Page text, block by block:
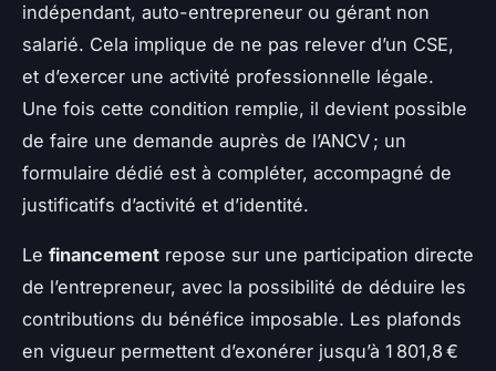
indépendant, auto-entrepreneur ou gérant non
salarié. Cela implique de ne pas relever d’un CSE,
et d’exercer une activité professionnelle légale.
Une fois cette condition remplie, il devient possible
de faire une demande auprès de l’ANCV ; un
formulaire dédié est à compléter, accompagné de
justificatifs d’activité et d’identité.
Le financement repose sur une participation directe
de l’entrepreneur, avec la possibilité de déduire les
contributions du bénéfice imposable. Les plafonds
en vigueur permettent d’exonérer jusqu’à 1 801,8 €